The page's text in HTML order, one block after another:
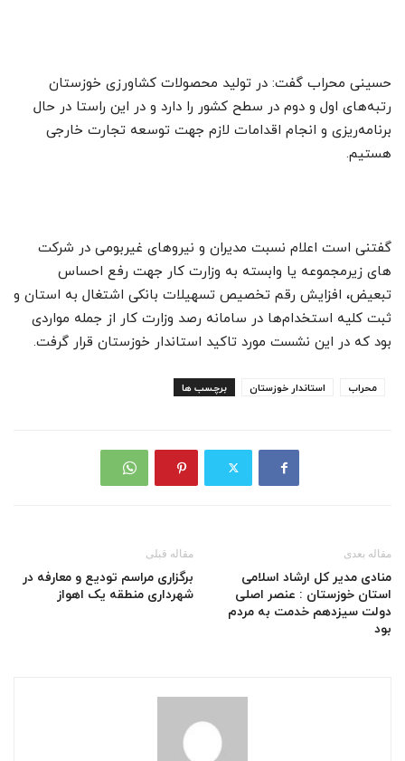
حسینی محراب گفت: در تولید محصولات کشاورزی خوزستان
رتبه‌های اول و دوم در سطح کشور را دارد و در این راستا در حال
برنامه‌ریزی و انجام اقدامات لازم جهت توسعه تجارت خارجی
هستیم.
گفتنی است اعلام نسبت مدیران و نیروهای غیربومی در شرکت
های زیرمجموعه یا وابسته به وزارت کار جهت رفع احساس
تبعیض، افزایش رقم تخصیص تسهیلات بانکی اشتغال به استان و
ثبت کلیه استخدام‌ها در سامانه رصد وزارت کار از جمله مواردی
بود که در این نشست مورد تاکید استاندار خوزستان قرار گرفت.
برچسب ها استاندار خوزستان محراب
مقاله قبلی
برگزاری مراسم تودیع و معارفه در
شهرداری منطقه یک اهواز
مقاله بعدی
منادی مدیر کل ارشاد اسلامی
استان خوزستان : عنصر اصلی
دولت سیزدهم خدمت به مردم
بود